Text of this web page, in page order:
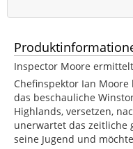
Inspector Moore ermittelt
Chefinspektor Ian
das beschauliche
Highlands, versetzen,
unerwartet das zeitliche
seine Jugend und